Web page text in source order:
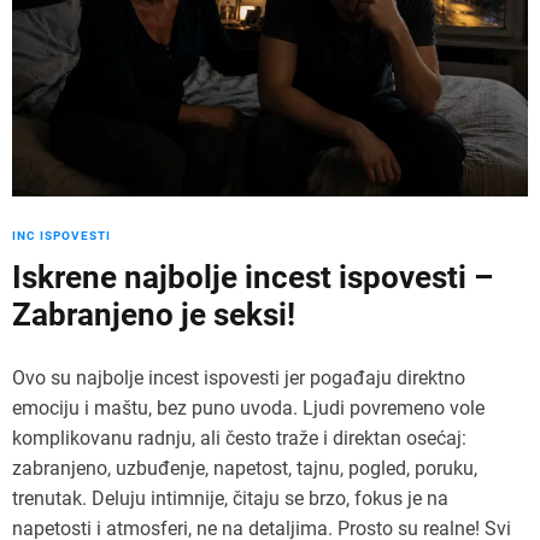
INC ISPOVESTI
Iskrene najbolje incest ispovesti –
Zabranjeno je seksi!
Ovo su najbolje incest ispovesti jer pogađaju direktno
emociju i maštu, bez puno uvoda. Ljudi povremeno vole
komplikovanu radnju, ali često traže i direktan osećaj:
zabranjeno, uzbuđenje, napetost, tajnu, pogled, poruku,
trenutak. Deluju intimnije, čitaju se brzo, fokus je na
napetosti i atmosferi, ne na detaljima. Prosto su realne! Svi